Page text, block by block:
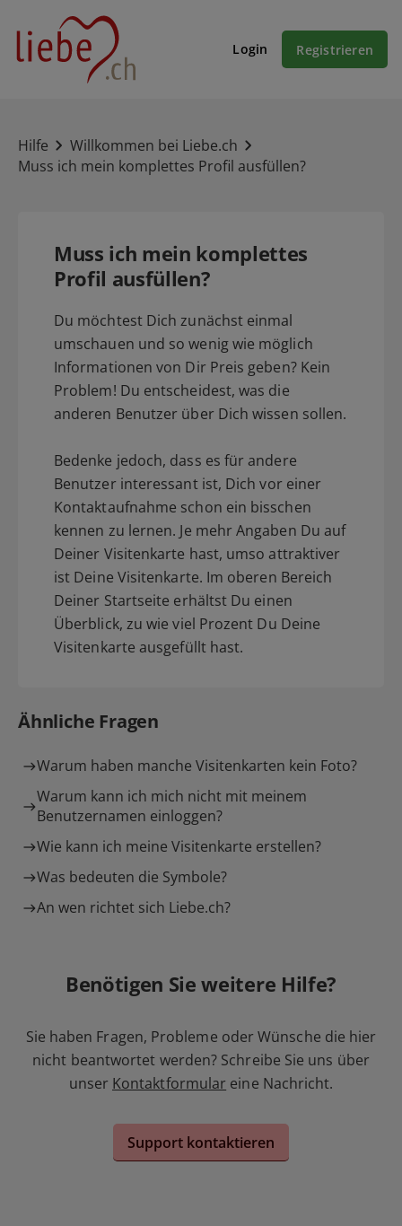
Login Registrieren
Hilfe
Willkommen bei Liebe.ch
Muss ich mein komplettes Profil ausfüllen?
Muss ich mein komplettes
Profil ausfüllen?
Du möchtest Dich zunächst einmal
umschauen und so wenig wie möglich
Informationen von Dir Preis geben? Kein
Problem! Du entscheidest, was die
anderen Benutzer über Dich wissen sollen.
Bedenke jedoch, dass es für andere
Benutzer interessant ist, Dich vor einer
Kontaktaufnahme schon ein bisschen
kennen zu lernen. Je mehr Angaben Du auf
Deiner Visitenkarte hast, umso attraktiver
ist Deine Visitenkarte. Im oberen Bereich
Deiner Startseite erhältst Du einen
Überblick, zu wie viel Prozent Du Deine
Visitenkarte ausgefüllt hast.
Ähnliche Fragen
Warum haben manche Visitenkarten kein Foto?
Warum kann ich mich nicht mit meinem
Benutzernamen einloggen?
Wie kann ich meine Visitenkarte erstellen?
Was bedeuten die Symbole?
An wen richtet sich Liebe.ch?
Benötigen Sie weitere Hilfe?
Sie haben Fragen, Probleme oder Wünsche die hier
nicht beantwortet werden? Schreibe Sie uns über
unser Kontaktformular eine Nachricht.
Support kontaktieren